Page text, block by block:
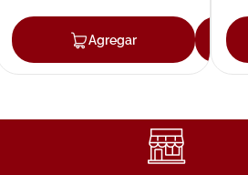
AgregarAgregar